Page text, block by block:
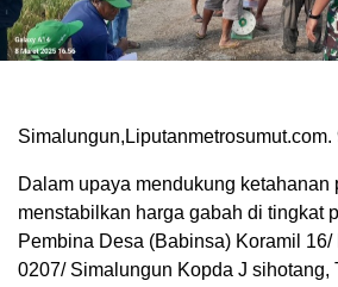
Simalungun,Liputanmetrosumut.com.
Dalam upaya mendukung ketahanan
menstabilkan harga gabah di tingkat
Pembina Desa (Babinsa) Koramil
0207/ Simalungun Kopda J sihotang,